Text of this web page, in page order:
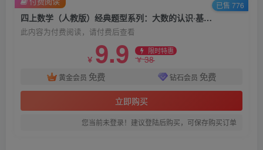
四上数学（人教版）经典题型系列：大数的认识·基础篇（十二大考点）（含答案详解）
此内容为付费阅读，请付费后查看
￥ 9.9 限时特惠
￥38
黄金会员 免费 钻石会员 免费
立即购买
您当前未登录！建议登陆后购买，可保存购买订单
已售 776